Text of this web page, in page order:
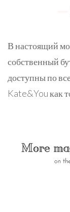
В настоящий
собственный
доступны по
Kate&You как